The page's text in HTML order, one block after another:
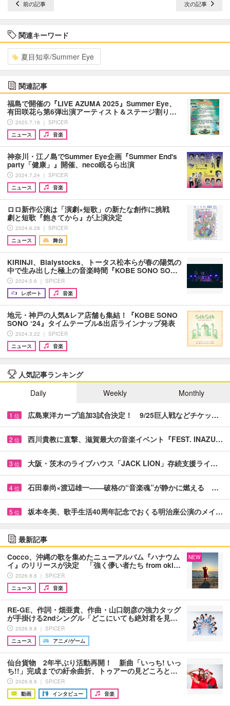
前の記事 次の記事
関連キーワード
夏目知幸/Summer Eye
関連記事
福島で開催の『LIVE AZUMA 2025』Summer Eye、
有田咲花ら第6弾出演アーティスト＆ステージ割り…
2025.7.18 ｜ SPICER
ニュース
音楽
神奈川・江ノ島でSummer Eye企画『Summer End's
party「健康」』開催、neco眠るら出演
2024.7.24 ｜ SPICER
ニュース
音楽
ロロ新作公演は「演劇×短歌」の新たな創作に挑戦
劇と短歌『飽きてから』が上演決定
2024.6.28 ｜ SPICER
ニュース
舞台
KIRINJI、Bialystocks、トータス松本らが春の陽気の
中で生み出した極上の音楽時間『KOBE SONO SO…
2024.5.6 ｜ SPICER
レポート
音楽
地元・神戸の人気&レア店舗も集結！『KOBE SONO
SONO ‘24』タイムテーブル&出店ラインナップ発表
2024.3.22 ｜ SPICER
ニュース
音楽
人気記事ランキング
Daily
Weekly Monthly
1 位 広島東洋カープ追加3試合決定！ 9/25巨人戦などチケッ…
2 位 西川貴教に直撃、滋賀最大の音楽イベント『FEST. INAZU…
3 位 大阪・茨木のライブハウス「JACK LION」存続支援ライ…
4 位 石田泰尚×渡辺雄一――破格の“音楽魂”が静かに燃える …
5 位 坂本冬美、歌手生活40周年記念でおくる明治座公演のメイ…
最新記事
Cocco、沖縄の歌を集めたニューアルバム『ハナウム
イ』のリリースが決定 「強く儚い者たち from oki…
2026.8.8 ｜ SPICER
ニュース
音楽
NEW
RE-GE、作詞・畑亜貴、作曲・山口朗彦の強力タッグ
が手掛ける2ndシングル「どこにいても絶対君を見…
2026.8.8 ｜ SPICER
ニュース
アニメ/ゲーム
仙台貨物 2年半ぶり活動再開！ 新曲「いっち! いっ
ち!!」完成までの紆余曲折、トゥアーの見どころと…
2026.8.8 ｜ SPICER
動画
インタビュー 音楽